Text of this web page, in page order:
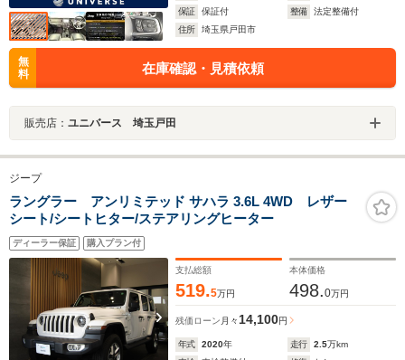
保証
保証付 整備
法定整備付
住所
埼玉県戸田市
無
料
在庫確認・見積依頼
販売店： ユニバース 埼玉戸田
ジープ
ラングラー アンリミテッド サハラ 3.6L 4WD レザー
シート/シートヒター/ステアリングヒーター
ディーラー保証 購入プラン付
支払総額
519.5万円
本体価格
498.0万円
残価ローン 月々14,100円
年式 2020年 走行 2.5万km